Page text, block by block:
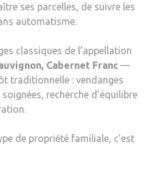
ses parcelles, de suivre les
automatisme.
classiques de l’appellation
Cabernet Franc —
traditionnelle : vendanges
recherche d’équilibre
de propriété familiale, c’est